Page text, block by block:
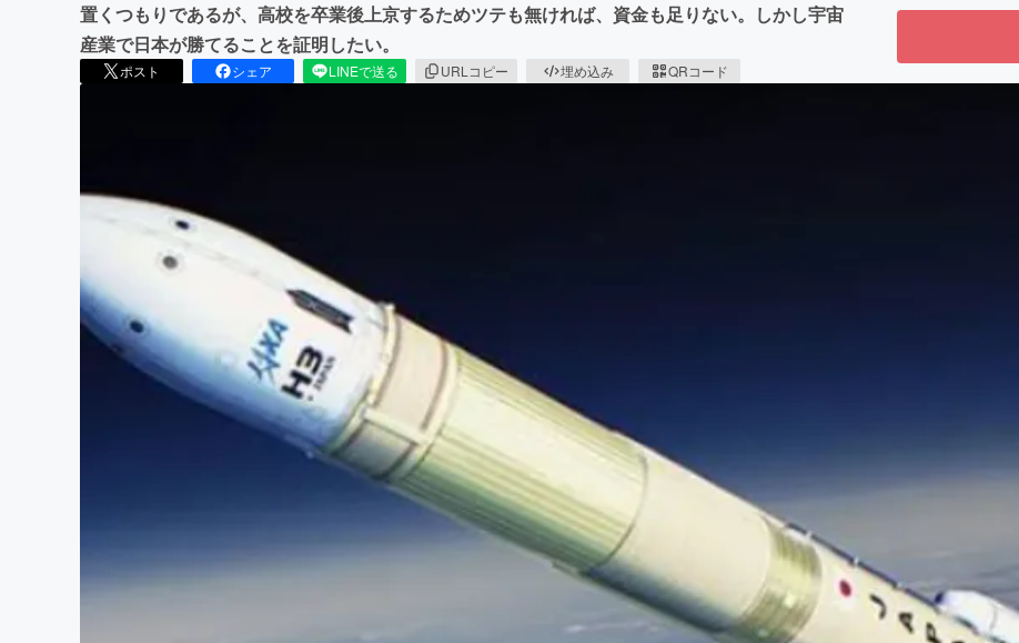
置くつもりであるが、高校を卒業後上京するためツテも無ければ、資金も足りない。しかし宇宙
産業で日本が勝てることを証明したい。
ポスト シェア LINEで送る URLコピー 埋め込み QRコード